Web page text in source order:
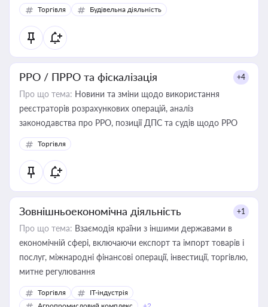
Торгівля Будівельна діяльність
РРО / ПРРО та фіскалізація +4
Про що тема: Новини та зміни щодо використання
реєстраторів розрахункових операцій, аналіз
законодавства про РРО, позиції ДПС та судів щодо РРО
Торгівля
Зовнішньоекономічна діяльність +1
Про що тема: Взаємодія країни з іншими державами в
економічній сфері, включаючи експорт та імпорт товарів і
послуг, міжнародні фінансові операції, інвестиції, торгівлю,
митне регулювання
Торгівля
IT-індустрія